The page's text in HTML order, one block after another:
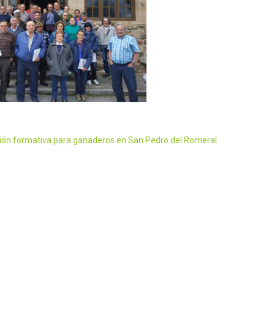
formativa para ganaderos en San Pedro del Romeral